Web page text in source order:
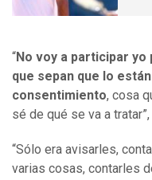
“No voy a participar
que sepan que lo
consentimiento, cosa
sé de qué se va a
“Sólo era avisarles,
varias cosas, contarles